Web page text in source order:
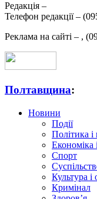
Редакція –
Телефон редакції –
Реклама на сайті – ,
Полтавщина:
Новини
Події
Політика і
Економіка
Спорт
Культура і
Кримінал